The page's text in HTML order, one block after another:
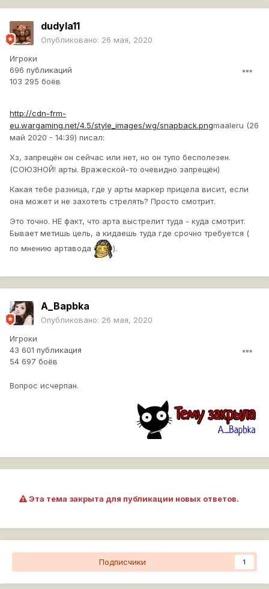
dudyla11
Опубликовано: 26 мая, 2020
Игроки
696 публикаций
103 295 боёв
http://cdn-frm-
eu.wargaming.net/4.5/style_images/wg/snapback.pngmaaleru (26
май 2020 - 14:39) писал:
Хз, запрещён он сейчас или нет, но он тупо бесполезен.
(СОЮЗНОЙ! арты. Вражеской-то очевидно запрещён)
Какая тебе разница, где у арты маркер прицела висит, если
она может и не захотеть стрелять? Просто смотрит.
Это точно. НЕ факт, что арта выстрелит туда - куда смотрит.
Бывает метишь цель, а кидаешь туда где срочно требуется (
по мнению артавода
).
A_Bapbka
Опубликовано: 26 мая, 2020
Игроки
43 601 публикация
54 697 боёв
Вопрос исчерпан.
Эта тема закрыта для публикации новых ответов.
Подписчики 1